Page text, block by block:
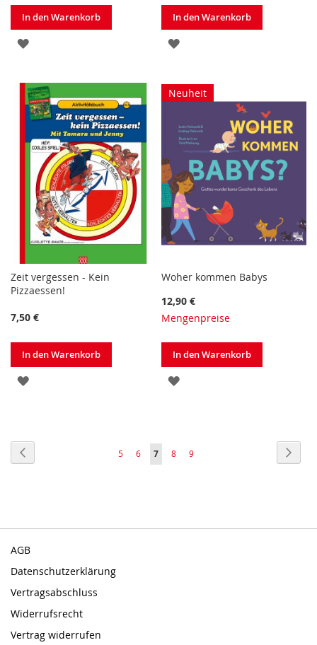
In den Warenkorb
ZUR
HINZUFÜGEN
In den Warenkorb
ZUR
HINZUFÜGEN
Zeit vergessen - Kein
Pizzaessen!
7,50 €
In den Warenkorb
ZUR
Neuheit
Woher kommen Babys
12,90 €
Mengenpreise
In den Warenkorb
ZUR
Seite
Seite
5 Seite
6
Sie
7 Seite
8 Seite
9
AGB
Datenschutzerklärung
Vertragsabschluss
Widerrufsrecht
Vertrag widerrufen